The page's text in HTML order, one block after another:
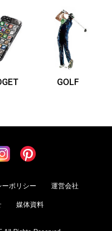
GOLF
ーポリシー 運営会社
媒体資料